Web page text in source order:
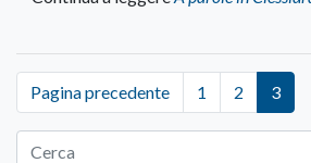
Pagina precedente 1 2 3